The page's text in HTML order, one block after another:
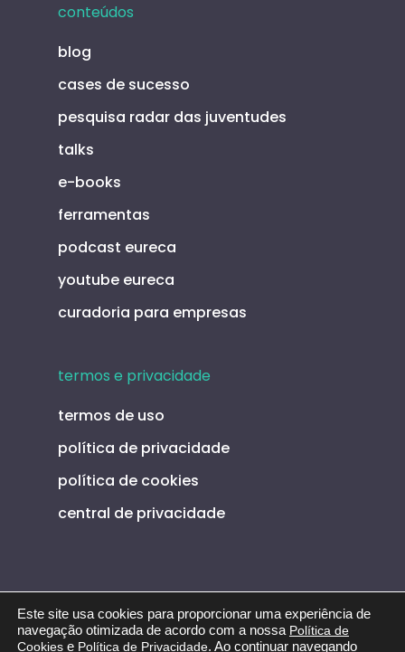
conteúdos
blog
cases de sucesso
pesquisa radar das juventudes
talks
e-books
ferramentas
podcast eureca
youtube eureca
curadoria para empresas
termos e privacidade
termos de uso
política de privacidade
política de cookies
central de privacidade
© 2026 Eureca. Todos os direitos reservados CNPJ:
Este site usa cookies para proporcionar uma experiência de
navegação otimizada de acordo com a nossa Política de
Cookies e Política de Privacidade. Ao continuar navegando